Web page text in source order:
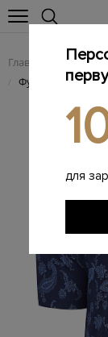
Главная
/ Футболка из
для